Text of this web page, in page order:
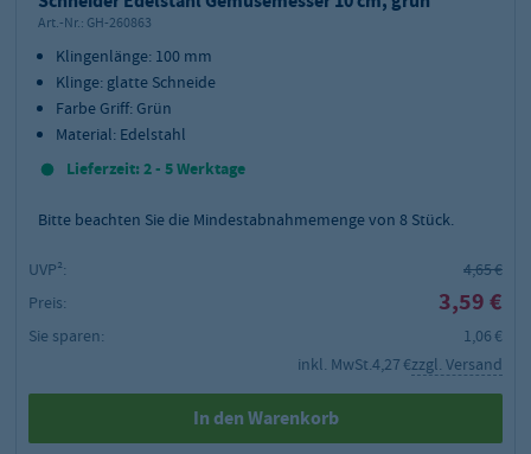
Art.-Nr.: GH-260863
Klingenlänge: 100 mm
Klinge: glatte Schneide
Farbe Griff: Grün
Material: Edelstahl
Lieferzeit: 2 - 5 Werktage
Bitte beachten Sie die Mindestabnahmemenge von 8 Stück.
UVP²:
4,65 €
Preis:
3,59 €
Sie sparen:
1,06 €
inkl. MwSt.4,27 €zzgl. Versand
In den Warenkorb